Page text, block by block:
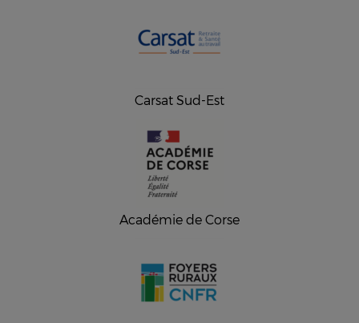
Carsat Sud-Est
Académie de Corse